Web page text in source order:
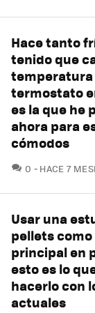
Hace tanto
tenido que
temperatura
termostato
es la que he
ahora para
cómodos
0 HACE 7
Usar una
pellets
principal en
esto es lo
hacerlo con
actuales